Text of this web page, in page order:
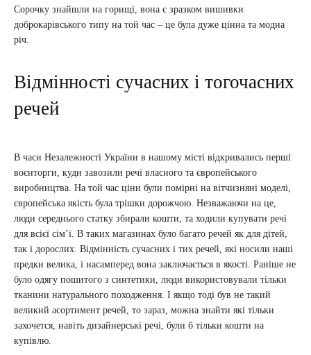
Сорочку знайшли на горищі, вона є зразком вишивки
доброкарівського типу на той час – це була дуже цінна та модна
річ.
Відмінності сучасних і тогочасних
речей
В часи Незалежності України в нашому місті відкривались перші
воєнторги, куди завозили речі власного та європейського
виробництва. На той час ціни були помірні на вітчизняні моделі,
європейська якість була трішки дорожчою. Незважаючи на це,
люди середнього статку збирали кошти, та ходили купувати речі
для всієї сім’ї. В таких магазинах було багато речей як для дітей,
так і дорослих. Відмінність сучасних і тих речей, які носили наші
предки велика, і насамперед вона заключається в якості. Раніше не
було одягу пошитого з синтетики, люди використовували тільки
тканини натурального походження. І якщо тоді був не такий
великий асортимент речей, то зараз, можна знайти які тільки
захочется, навіть дизайнерські речі, були б тільки кошти на
купівлю.